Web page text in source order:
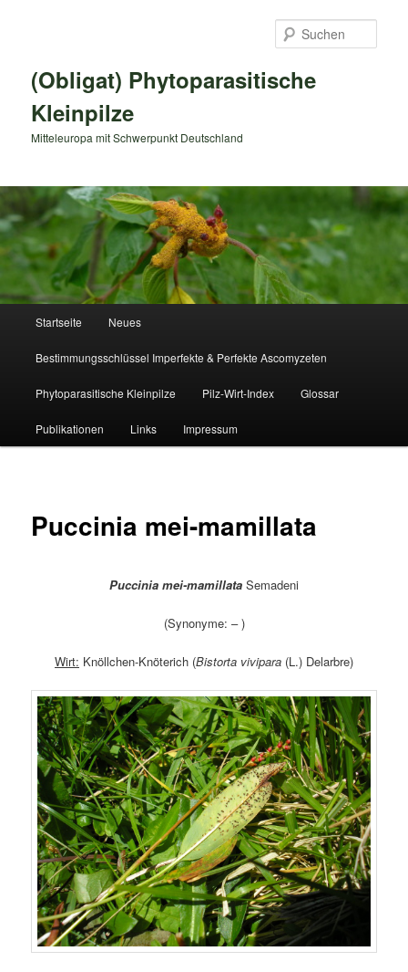
(Obligat) Phytoparasitische
Kleinpilze
Mitteleuropa mit Schwerpunkt Deutschland
Startseite Neues
Bestimmungsschlüssel Imperfekte & Perfekte Ascomyzeten
Phytoparasitische Kleinpilze Pilz-Wirt-Index Glossar
Publikationen Links Impressum
Puccinia mei-mamillata
Puccinia mei-mamillata Semadeni
(Synonyme: – )
Wirt: Knöllchen-Knöterich (Bistorta vivipara (L.) Delarbre)